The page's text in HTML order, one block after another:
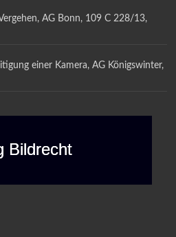
AG Bonn, 109 C 228/13,
einer Kamera, AG Königswinter,
Bildrecht